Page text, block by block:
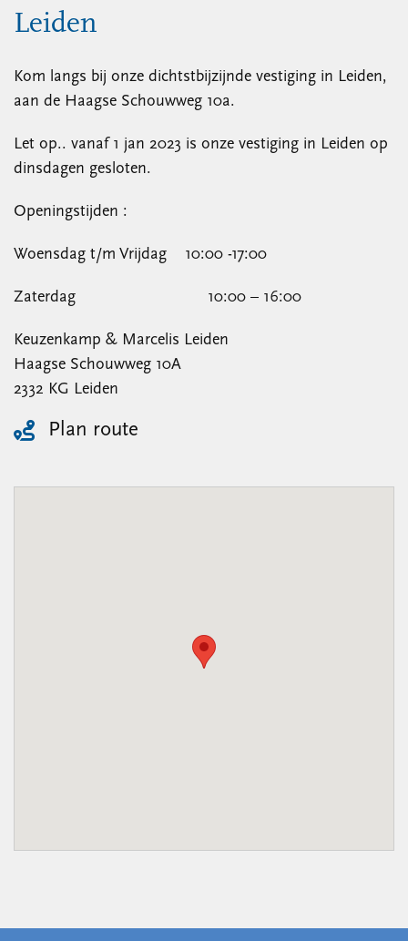
Leiden
Kom langs bij onze dichtstbijzijnde vestiging in Leiden,
aan de Haagse Schouwweg 10a.
Let op.. vanaf 1 jan 2023 is onze vestiging in Leiden op
dinsdagen gesloten.
Openingstijden :
Woensdag t/m Vrijdag 10:00 -17:00
Zaterdag 10:00 – 16:00
Keuzenkamp & Marcelis Leiden
Haagse Schouwweg 10A
2332 KG Leiden
Plan route